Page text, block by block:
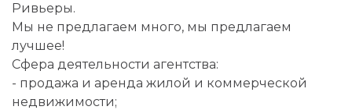
Ривьеры.
Мы не предлагаем много, мы предлагаем
лучшее!
Сфера деятельности агентства:
- продажа и аренда жилой и коммерческой
недвижимости;